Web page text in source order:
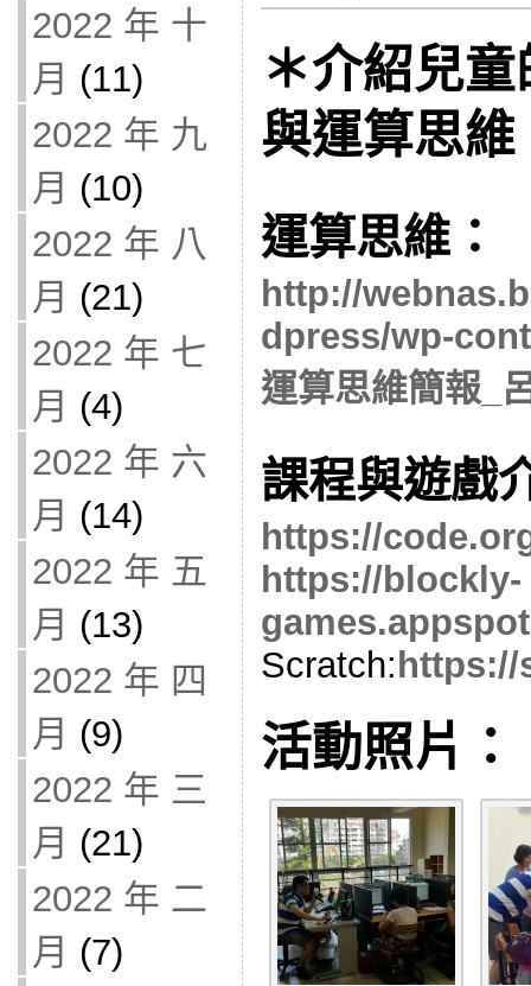
2022 年 十
月 (11)
2022 年 九
月 (10)
2022 年 八
月 (21)
2022 年 七
月 (4)
2022 年 六
月 (14)
2022 年 五
月 (13)
2022 年 四
月 (9)
2022 年 三
月 (21)
2022 年 二
月 (7)
＊介紹兒
與運算思維
運算思維：
http://
dpress/wp-
運算思維簡報_
課程與遊戲
https://
https://blockly-
Scratch:
活動照片：